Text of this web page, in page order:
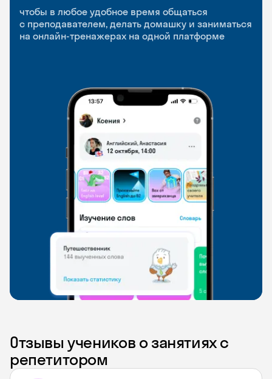
чтобы в любое удобное время общаться
с преподавателем, делать домашку и заниматься
на онлайн-тренажерах на одной платформе
приложение
чтобы заниматься и изучать новые слова где
и когда удобно
и Talks
Групповые занятия для разговорной практики
и индивидуальные встречи с преподавателями
Отзывы учеников о занятиях с
репетитором